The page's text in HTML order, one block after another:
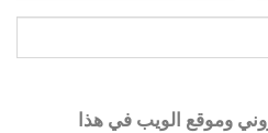
وموقع الويب في هذا